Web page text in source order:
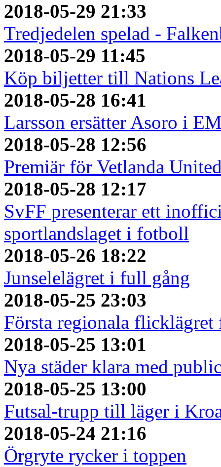
2018-05-29 21:33
Tredjedelen spelad -
2018-05-29 11:45
Köp biljetter till Nations
2018-05-28 16:41
Larsson ersätter Asoro i
2018-05-28 12:56
Premiär för Vetlanda
2018-05-28 12:17
SvFF presenterar ett
sportlandslaget i fotboll
2018-05-26 18:22
Junselelägret i full gång
2018-05-25 23:03
Första regionala
2018-05-25 13:01
Nya städer klara med
2018-05-25 13:00
Futsal-trupp till läger i
2018-05-24 21:16
Örgryte rycker i toppen